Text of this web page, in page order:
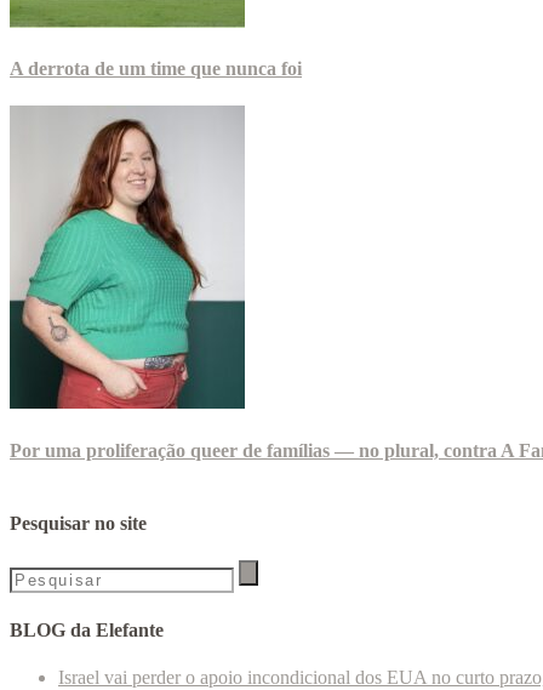
A derrota de um time que nunca foi
Por uma proliferação queer de famílias — no plural, contra A
Pesquisar no site
BLOG da Elefante
Israel vai perder o apoio incondicional dos EUA no curto